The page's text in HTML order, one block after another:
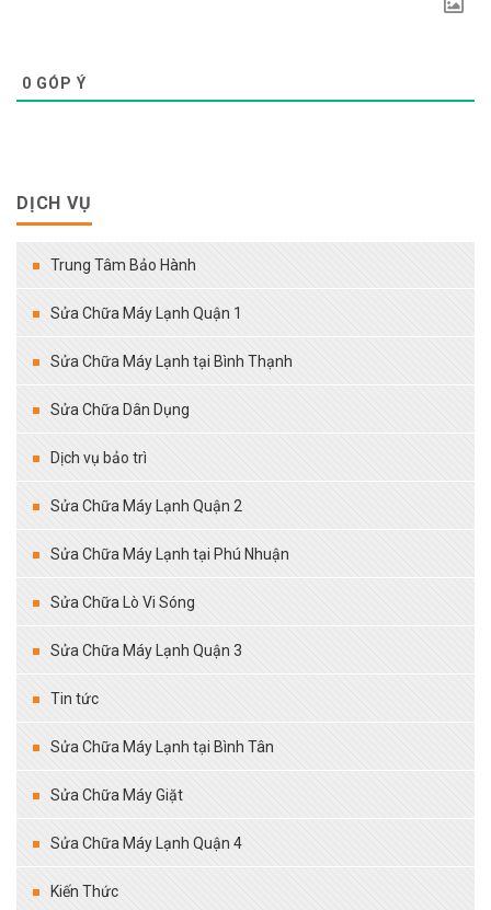
0 GÓP Ý
DỊCH VỤ
Trung Tâm Bảo Hành
Sửa Chữa Máy Lạnh Quận 1
Sửa Chữa Máy Lạnh tại Bình Thạnh
Sửa Chữa Dân Dụng
Dịch vụ bảo trì
Sửa Chữa Máy Lạnh Quận 2
Sửa Chữa Máy Lạnh tại Phú Nhuận
Sửa Chữa Lò Vi Sóng
Sửa Chữa Máy Lạnh Quận 3
Tin tức
Sửa Chữa Máy Lạnh tại Bình Tân
Sửa Chữa Máy Giặt
Sửa Chữa Máy Lạnh Quận 4
Kiến Thức